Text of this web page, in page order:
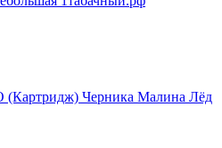
Черника Малина Лёд